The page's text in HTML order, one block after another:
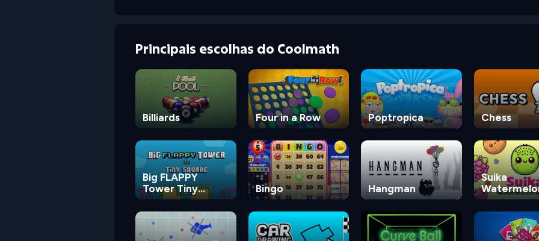
Principais escolhas do Coolmath
Billiards Four in a Row Poptropica Chess
Big FLAPPY
Tower Tiny
Square
Bingo Hangman
Suika
Game